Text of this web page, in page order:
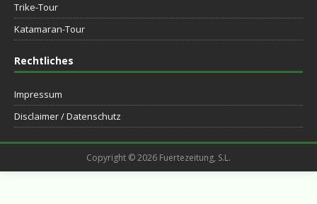
Trike-Tour
Katamaran-Tour
Rechtliches
Impressum
Disclaimer / Datenschutz
Copyright © 2026 Fuertezeitung, S.L.